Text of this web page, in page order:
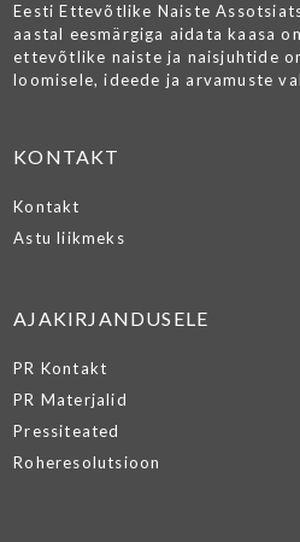
Eesti Ettevõtlike Naiste
aastal eesmärgiga aidata kaasa
ettevõtlike naiste ja naisjuhtide
loomisele, ideede ja arvamuste
KONTAKT
Kontakt
Astu liikmeks
AJAKIRJANDUSELE
PR Kontakt
PR Materjalid
Pressiteated
Roheresolutsioon